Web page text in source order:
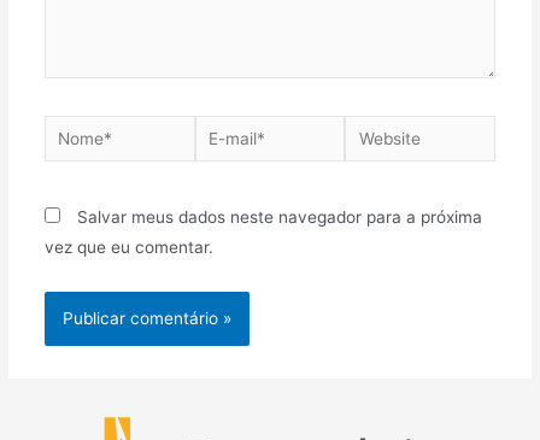
Nome*
E-
mail*
Website
Salvar meus dados neste navegador para a próxima
vez que eu comentar.